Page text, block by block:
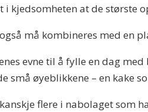
i kjedsomheten at de største
må kombineres med en
evne til å fylle en dag
små øyeblikkene – en kake
flere i nabolaget som